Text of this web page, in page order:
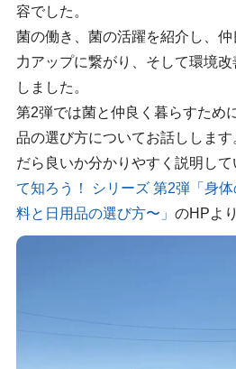
容でした。
菌の働き、菌の活躍を紹介し、
力アップに繋がり、そして環境
しました。
第2弾では菌と仲良く暮らすため
品の選び方についてお話ししま
だら良いか分かりやすく説明して
て知ろう！ シリーズ 第2弾「身
料と日用品の選び方〜」 のHPより